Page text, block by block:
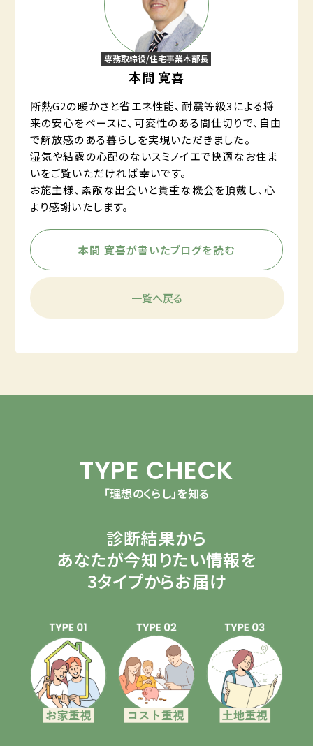
専務取締役/住宅事業本部長
本間 寛喜
断熱G2の暖かさと省エネ性能、耐震等級3による将
来の安心をベースに、可変性のある間仕切りで、自由
で解放感のある暮らしを実現いただきました。
湿気や結露の心配のないスミノイエで快適なお住ま
いをご覧いただければ幸いです。
お施主様、素敵な出会いと貴重な機会を頂戴し、心
より感謝いたします。
本間 寛喜が書いたブログを読む
一覧へ戻る
TYPE CHECK
「理想のくらし」を知る
診断結果から
あなたが今知りたい情報を
3タイプからお届け